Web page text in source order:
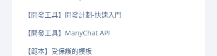
【開發工具】開發計劃-快速入門
【開發工具】ManyChat API
【範本】受保護的模板